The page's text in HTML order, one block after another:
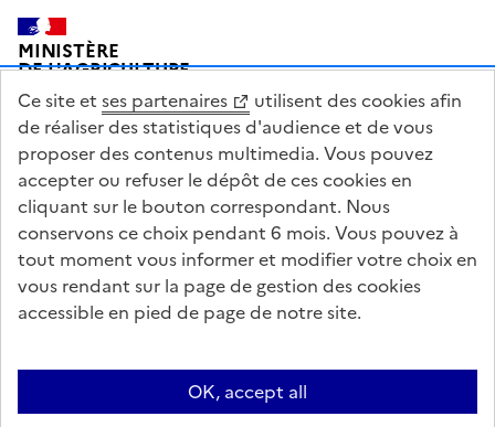
Pied de page
MINISTÈRE
DE L'AGRICULTURE
DE L'AGRO-ALIMENTAIRE
ET DE LA SOUVERAINETÉ
ALIMENTAIRE
legifrance.gouv.fr
info.gouv.fr
service-public.gouv.fr
data.gouv.fr
Questions fréquentes / Contacts
Informations publiques
Ce site et ses partenaires
utilisent des cookies afin
de réaliser des statistiques d'audience et de vous
proposer des contenus multimedia. Vous pouvez
accepter ou refuser le dépôt de ces cookies en
cliquant sur le bouton correspondant. Nous
conservons ce choix pendant 6 mois. Vous pouvez à
tout moment vous informer et modifier votre choix en
vous rendant sur la page de gestion des cookies
accessible en pied de page de notre site.
OK, accept all